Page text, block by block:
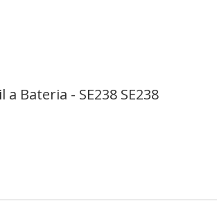
Bateria - SE238 SE238